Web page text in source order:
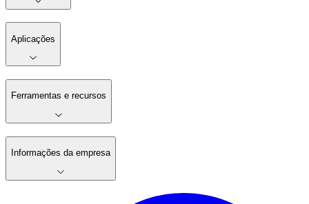
Aplicações
Ferramentas e recursos
Informações da empresa